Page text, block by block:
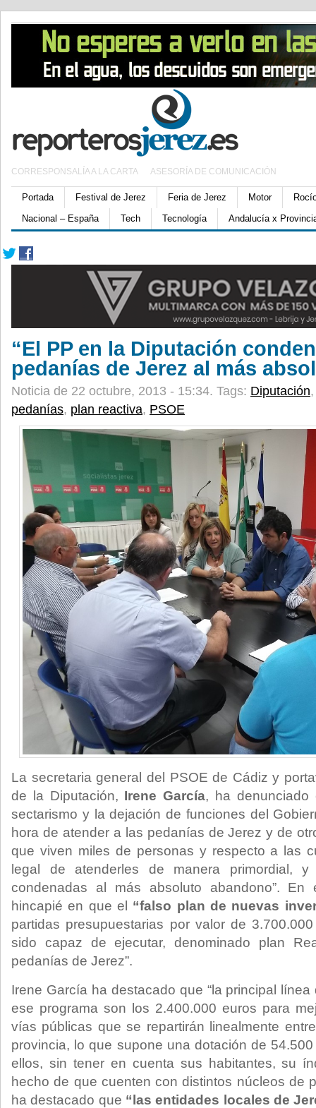
CORRESPONSALÍA A LA CARTA ASESORÍA DE COMUNICACIÓN
Portada Festival de Jerez Feria de Jerez Motor
Nacional – España
Tech Tecnología Andalucía x
“El PP en la Diputación
pedanías de Jerez al más
Noticia de 22 octubre, 2013 - 15:34. Tags: Diputación
pedanías, plan reactiva, PSOE
La secretaria general del PSOE de Cádiz y
de la Diputación, Irene García, ha denunciado
sectarismo y la dejación de funciones del
hora de atender a las pedanías de Jerez y de
que viven miles de personas y respecto a las
legal de atenderles de manera primordial, y
condenadas al más absoluto abandono”.
hincapié en que el “falso plan de nuevas
partidas presupuestarias por valor de
sido capaz de ejecutar, denominado plan
pedanías de Jerez”.
Irene García ha destacado que “la principal
ese programa son los 2.400.000 euros para
vías públicas que se repartirán linealmente
provincia, lo que supone una dotación de
ellos, sin tener en cuenta sus habitantes, su
hecho de que cuenten con distintos núcleos de
ha destacado que “las entidades locales de